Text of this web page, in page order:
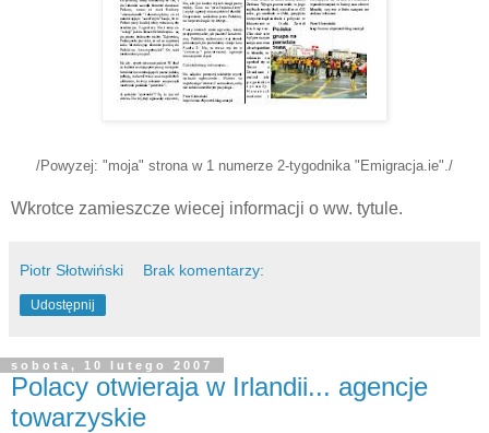
/Powyzej: "moja" strona w 1 numerze 2-tygodnika "Emigracja.ie"./
Wkrotce zamieszcze wiecej informacji o ww. tytule.
Piotr Słotwiński Brak komentarzy:
Udostępnij
sobota, 10 lutego 2007
Polacy otwieraja w Irlandii... agencje
towarzyskie